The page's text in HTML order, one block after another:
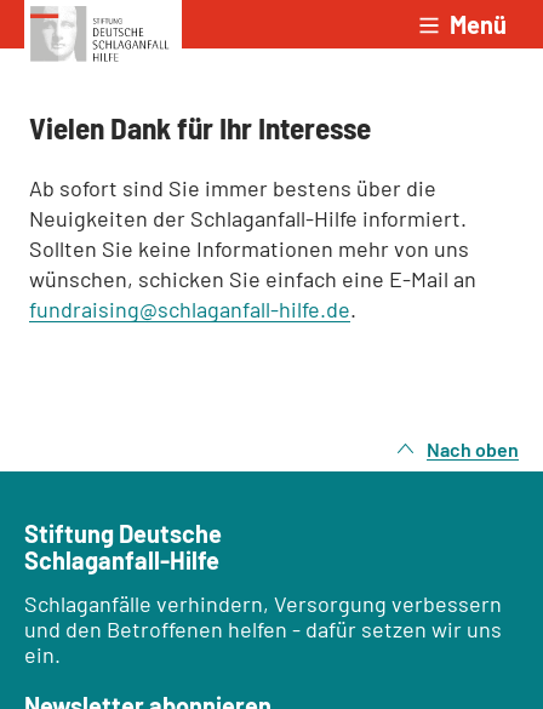
Zum Inhalt springen Menü
Vielen Dank für Ihr Interesse
Ab sofort sind Sie immer bestens über die
Neuigkeiten der Schlaganfall-Hilfe informiert.
Sollten Sie keine Informationen mehr von uns
wünschen, schicken Sie einfach eine E-Mail an
fundraising@schlaganfall-hilfe.de.
Nach oben
Stiftung Deutsche
Schlaganfall-Hilfe
Schlaganfälle verhindern, Versorgung verbessern
und den Betroffenen helfen - dafür setzen wir uns
ein.